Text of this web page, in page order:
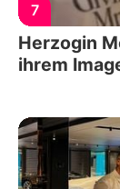
7
Herzogin
ihrem